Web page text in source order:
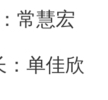
慧宏
单佳欣